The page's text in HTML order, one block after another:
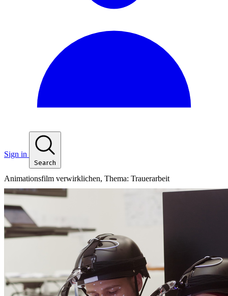
Sign in
Search
Animationsfilm verwirklichen, Thema: Trauerarbeit